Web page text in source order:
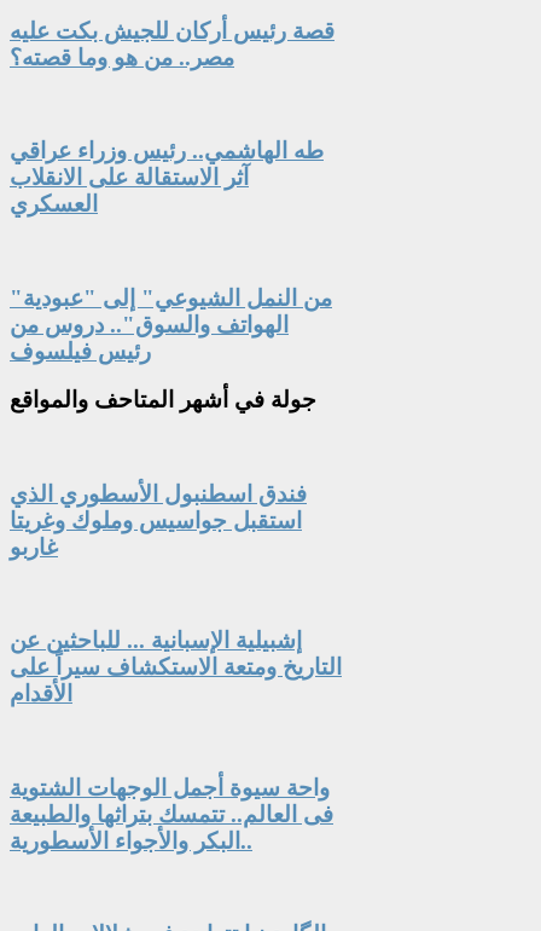
قصة رئيس أركان للجيش بكت عليه
مصر.. من هو وما قصته؟
طه الهاشمي.. رئيس وزراء عراقي
آثر الاستقالة على الانقلاب
العسكري
"من النمل الشيوعي" إلى "عبودية
الهواتف والسوق".. دروس من
رئيس فيلسوف
جولة في أشهر المتاحف والمواقع
فندق اسطنبول الأسطوري الذي
استقبل جواسيس وملوك وغريتا
غاربو
إشبيلية الإسبانية ... للباحثين عن
التاريخ ومتعة الاستكشاف سيراً على
الأقدام
واحة سيوة أجمل الوجهات الشتوية
فى العالم.. تتمسك بتراثها والطبيعة
البكر والأجواء الأسطورية..